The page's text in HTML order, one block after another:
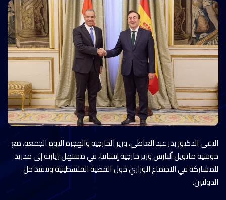
التقى الدكتور بدر عبد العاطى، وزير الخارجية والهجرة اليوم الجمعة، مع
خوسيه مانويل ألبارس وزير خارجية إسبانيا، في مستهل زيارته إلى مدريد
للمشاركة في الاجتماع الوزاري حول القضية الفلسطينية وتنفيذ حل
الدولتين.